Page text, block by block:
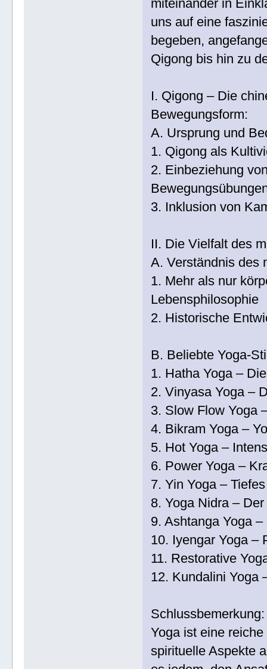
miteinander in
uns auf eine
begeben,
Qigong bis hin zu
I. Qigong – Die
Bewegungsform:
A. Ursprung und
1. Qigong als
2. Einbeziehung
3. Inklusion von
II. Die Vielfalt des
A. Verständnis des
1. Mehr als nur
Lebensphilosophie
2. Historische
B. Beliebte Yoga-
1. Hatha Yoga –
2. Vinyasa Yoga –
3. Slow Flow Yoga
4. Bikram Yoga –
5. Hot Yoga –
6. Power Yoga –
7. Yin Yoga –
8. Yoga Nidra –
9. Ashtanga Yoga
10. Iyengar Yoga –
11. Restorative
12. Kundalini Yoga
Schlussbemerkung:
Yoga ist eine
spirituelle Aspekte